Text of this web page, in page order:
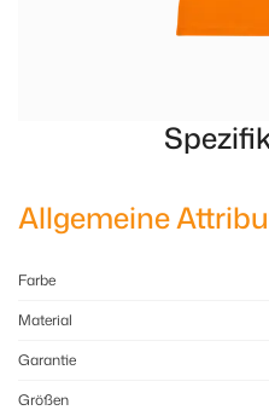
Allgemeine
Farbe
Material
Garantie
Größen